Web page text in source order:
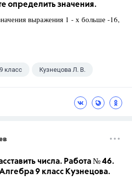
определить значения.
выражения 1 - х больше -16,
9 класс Кузнецова Л. В.
числа. Работа № 46.
9 класс Кузнецова.